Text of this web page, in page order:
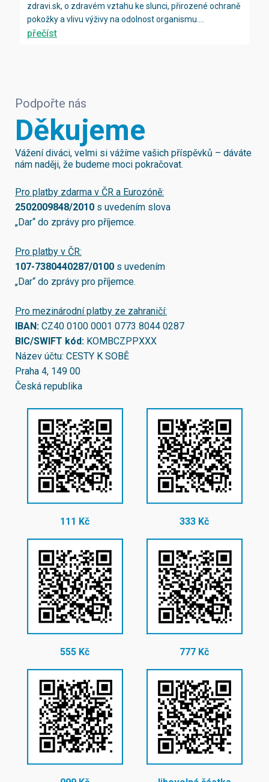
zdravi.sk, o zdravém vztahu ke slunci, přirozené ochraně
pokožky a vlivu výživy na odolnost organismu....
přečíst
Podpořte nás
Děkujeme
Vážení diváci, velmi si vážíme vašich příspěvků – dáváte
nám naději, že budeme moci pokračovat.
Pro platby zdarma v ČR a Eurozóně:
2502009848/2010 s uvedením slova
„Dar“ do zprávy pro příjemce.
Pro platby v ČR:
107-7380440287/0100 s uvedením
„Dar“ do zprávy pro příjemce.
Pro mezinárodní platby ze zahraničí:
IBAN: CZ40 0100 0001 0773 8044 0287
BIC/SWIFT kód: KOMBCZPPXXX
Název účtu: CESTY K SOBĚ
Praha 4, 149 00
Česká republika
111 Kč 333 Kč
555 Kč 777 Kč